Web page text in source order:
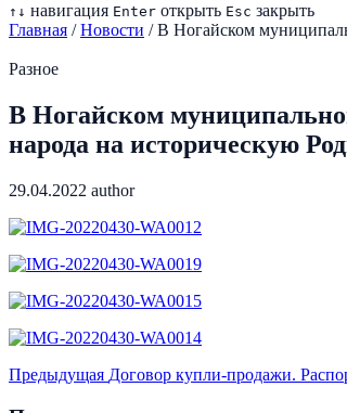
↑ ↓ навигация Enter открыть Esc закрыть
Главная / Новости / В Ногайском
Разное
В Ногайском
народа на историческую
29.04.2022 author
Предыдущая Договор купли-продажи.